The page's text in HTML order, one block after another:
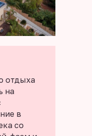
отдыха
на
в
со